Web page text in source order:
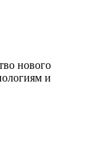
нового
и